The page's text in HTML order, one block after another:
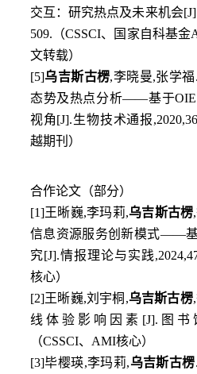
交互：研究热点及未来机会
509. （CSSCI、国家自科基金
文转载）
[5]乌吉斯古楞,李晓曼,张学福.
态势及热点分析——基于OIE
视角[J].生物技术通报
越期刊）
合作论文（部分）
[1]王晰巍,李玛莉,乌吉斯古楞,
信息资源服务创新模式——
究[J].情报理论与实践
核心）
[2]王晰巍,刘宇桐 ,乌吉斯古楞,
线体验影响因素 [J]. 图书
（CSSCI、 AMI核心）
[3]毕樱瑛,李玛莉,乌吉斯古楞.